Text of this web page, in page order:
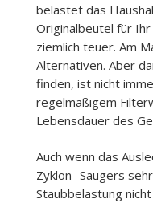
belastet das
Originalbeutel für
ziemlich teuer. Am
Alternativen. Aber
finden, ist nicht
regelmäßigem
Lebensdauer des
Auch wenn das
Zyklon- Saugers
Staubbelastung